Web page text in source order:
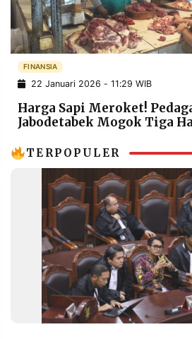
PRIVACY
POLICY
BERITA
WARGA
INFORMASI
IKLAN
KIRIM
PENGADUAN TERM
SERVICE
IKUTI
RESOLUSI
FINANSIA
22 Januari 2026 - 11:29 WIB
Harga Sapi Meroket!
Jabodetabek Mogok Tiga
TERPOPULER